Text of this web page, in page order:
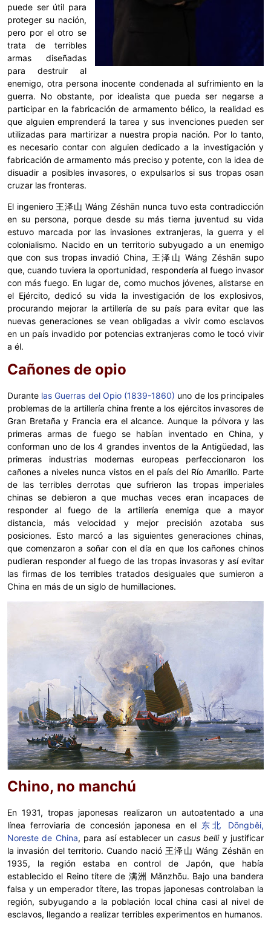
puede ser útil para
proteger su nación,
pero por el otro se
trata de terribles
armas diseñadas
para destruir al
enemigo, otra persona inocente condenada al sufrimiento en la
guerra. No obstante, por idealista que pueda ser negarse a
participar en la fabricación de armamento bélico, la realidad es
que alguien emprenderá la tarea y sus invenciones pueden ser
utilizadas para martirizar a nuestra propia nación. Por lo tanto,
es necesario contar con alguien dedicado a la investigación y
fabricación de armamento más preciso y potente, con la idea de
disuadir a posibles invasores, o expulsarlos si sus tropas osan
cruzar las fronteras.
El ingeniero 王泽山 Wáng Zéshān nunca tuvo esta contradicción
en su persona, porque desde su más tierna juventud su vida
estuvo marcada por las invasiones extranjeras, la guerra y el
colonialismo. Nacido en un territorio subyugado a un enemigo
que con sus tropas invadió China, 王泽山 Wáng Zéshān supo
que, cuando tuviera la oportunidad, respondería al fuego invasor
con más fuego. En lugar de, como muchos jóvenes, alistarse en
el Ejército, dedicó su vida la investigación de los explosivos,
procurando mejorar la artillería de su país para evitar que las
nuevas generaciones se vean obligadas a vivir como esclavos
en un país invadido por potencias extranjeras como le tocó vivir
a él.
Cañones de opio
Durante las Guerras del Opio (1839-1860) uno de los principales
problemas de la artillería china frente a los ejércitos invasores de
Gran Bretaña y Francia era el alcance. Aunque la pólvora y las
primeras armas de fuego se habían inventado en China, y
conforman uno de los 4 grandes inventos de la Antigüedad, las
primeras industrias modernas europeas perfeccionaron los
cañones a niveles nunca vistos en el país del Río Amarillo. Parte
de las terribles derrotas que sufrieron las tropas imperiales
chinas se debieron a que muchas veces eran incapaces de
responder al fuego de la artillería enemiga que a mayor
distancia, más velocidad y mejor precisión azotaba sus
posiciones. Esto marcó a las siguientes generaciones chinas,
que comenzaron a soñar con el día en que los cañones chinos
pudieran responder al fuego de las tropas invasoras y así evitar
las firmas de los terribles tratados desiguales que sumieron a
China en más de un siglo de humillaciones.
Chino, no manchú
En 1931, tropas japonesas realizaron un autoatentado a una
línea ferroviaria de concesión japonesa en el 东北 Dōngběi,
Noreste de China, para así establecer un casus belliy justificar
la invasión del territorio. Cuando nació 王泽山 Wáng Zéshān en
1935, la región estaba en control de Japón, que había
establecido el Reino títere de 满洲 Mǎnzhōu. Bajo una bandera
falsa y un emperador títere, las tropas japonesas controlaban la
región, subyugando a la población local china casi al nivel de
esclavos, llegando a realizar terribles experimentos en humanos.